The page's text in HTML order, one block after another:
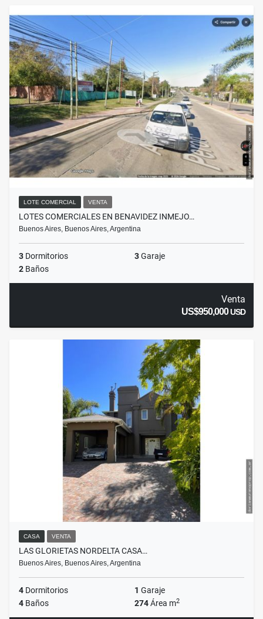
LOTE COMERCIAL VENTA
LOTES COMERCIALES EN BENAVIDEZ INMEJO…
Buenos Aires, Buenos Aires, Argentina
3 Dormitorios 3Garaje
2 Baños
Venta
US$950,000USD
CASA VENTA
LAS GLORIETAS NORDELTA CASA…
Buenos Aires, Buenos Aires, Argentina
4 Dormitorios 1 Garaje
4 Baños 274Área m2